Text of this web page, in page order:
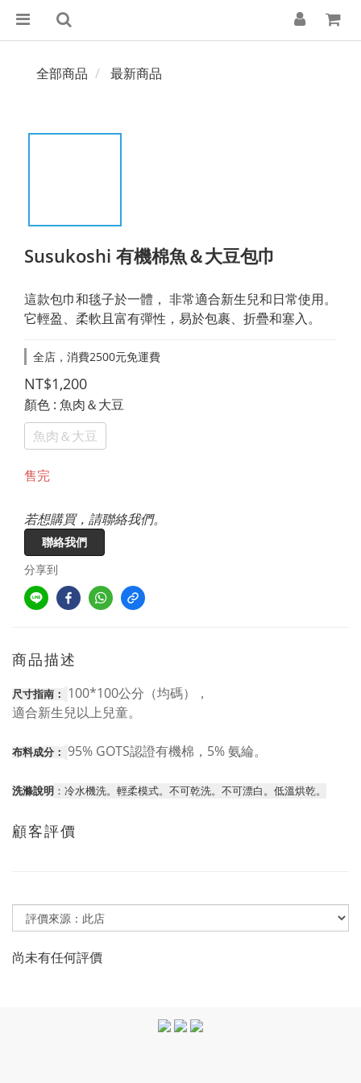
全部商品 最新商品
Susukoshi 有機棉魚＆大豆包巾
這款包巾和毯子於一體， 非常適合新生兒和日常使用。
它輕盈、柔軟且富有彈性，易於包裹、折疊和塞入。
全店，消費2500元免運費
NT$1,200
顏色 : 魚肉＆大豆
魚肉＆大豆
售完
若想購買，請聯絡我們。
聯絡我們
分享到
商品描述
尺寸指南：
100*100公分（均碼），
適合新生兒以上兒童。
布料成分： 95% GOTS認證有機棉，5% 氨綸。
洗滌說明 ：冷水機洗。輕柔模式。不可乾洗。不可漂白。低溫烘乾。
顧客評價
尚未有任何評價